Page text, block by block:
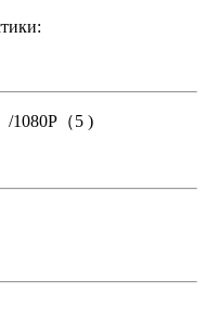
1080P（5 )